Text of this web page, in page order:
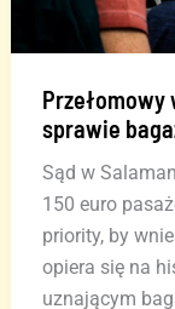
sprawie
Sąd w
150 euro
priority, by
opiera się na
uznającym